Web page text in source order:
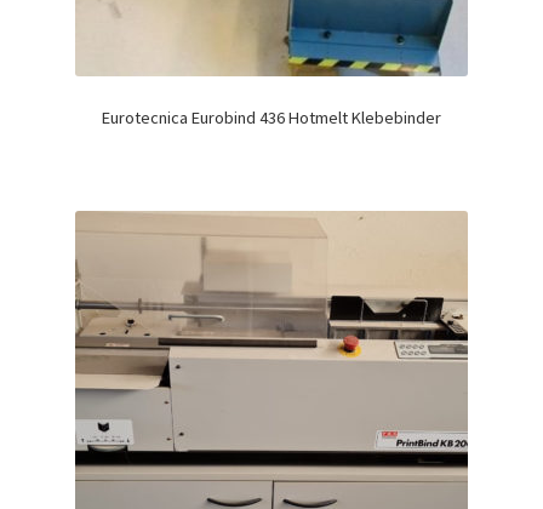
Eurotecnica Eurobind 436 Hotmelt Klebebinder